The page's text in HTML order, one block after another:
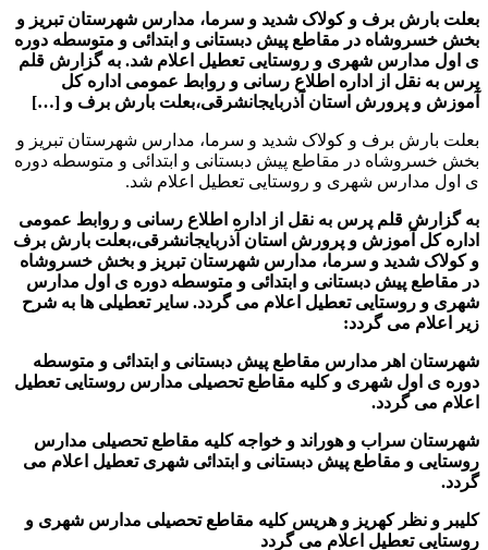
بعلت بارش برف و کولاک شدید و سرما، مدارس شهرستان تبریز و
بخش خسروشاه در مقاطع پیش دبستانی و ابتدائی و متوسطه دوره
ی اول مدارس شهری و روستایی تعطیل اعلام شد. به گزارش قلم
پرس به نقل از اداره اطلاع رسانی و روابط عمومی اداره کل
آموزش و پرورش استان آذربایجانشرقی،بعلت بارش برف و […]
بعلت بارش برف و کولاک شدید و سرما، مدارس شهرستان تبریز و
بخش خسروشاه در مقاطع پیش دبستانی و ابتدائی و متوسطه دوره
ی اول مدارس شهری و روستایی تعطیل اعلام شد.
به گزارش قلم پرس به نقل از اداره اطلاع رسانی و روابط عمومی
اداره کل آموزش و پرورش استان آذربایجانشرقی،بعلت بارش برف
و کولاک شدید و سرما، مدارس شهرستان تبریز و بخش خسروشاه
در مقاطع پیش دبستانی و ابتدائی و متوسطه دوره ی اول مدارس
شهری و روستایی تعطیل اعلام می گردد. سایر تعطیلی ها به شرح
زیر اعلام می گردد:
شهرستان اهر مدارس مقاطع پیش دبستانی و ابتدائی و متوسطه
دوره ی اول شهری و کلیه مقاطع تحصیلی مدارس روستایی تعطیل
اعلام می گردد.
شهرستان سراب و هوراند و خواجه کلیه مقاطع تحصیلی مدارس
روستایی و مقاطع پیش دبستانی و ابتدائی شهری تعطیل اعلام می
گردد.
کلیبر و نظر کهریز و هریس کلیه مقاطع تحصیلی مدارس شهری و
روستایی تعطیل اعلام می گردد